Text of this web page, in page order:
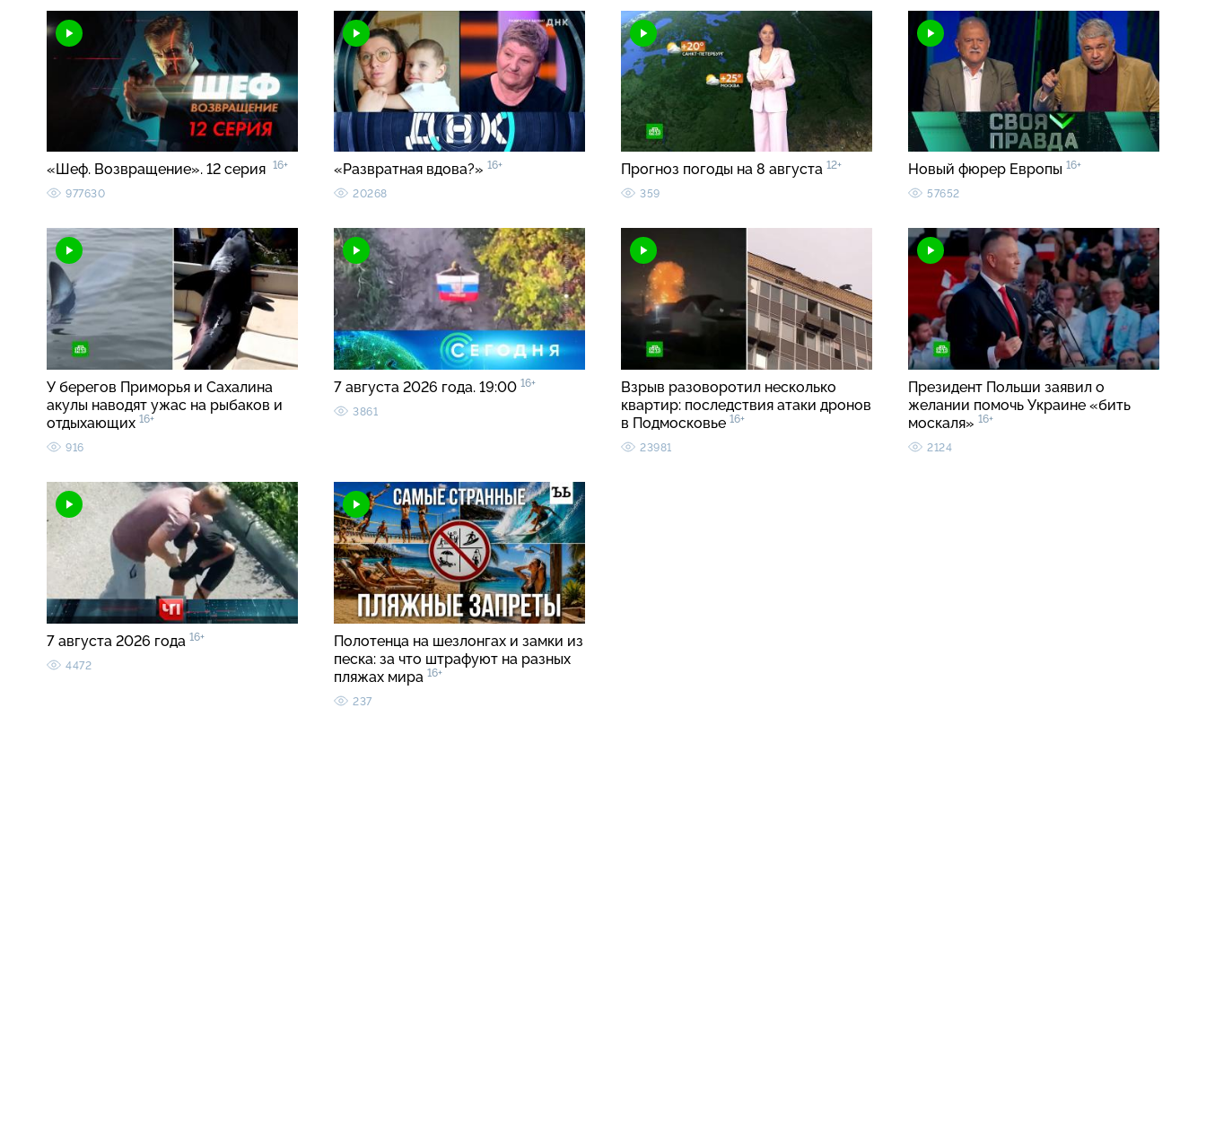
«Шеф. Возвращение». 12 серия 16+
977630
«Развратная вдова?» 16+
20268
Прогноз погоды на 8 августа 12+
359
Новый фюрер Европы 16+
57652
У берегов Приморья и Сахалина
акулы наводят ужас на рыбаков и
отдыхающих 16+
916
7 августа 2026 года. 19:00 16+
3861
Взрыв разоворотил несколько
квартир: последствия атаки дронов
в Подмосковье 16+
23981
Президент Польши заявил о
желании помочь Украине «бить
москаля» 16+
2124
7 августа 2026 года 16+
4472
Полотенца на шезлонгах и замки из
песка: за что штрафуют на разных
пляжах мира 16+
237